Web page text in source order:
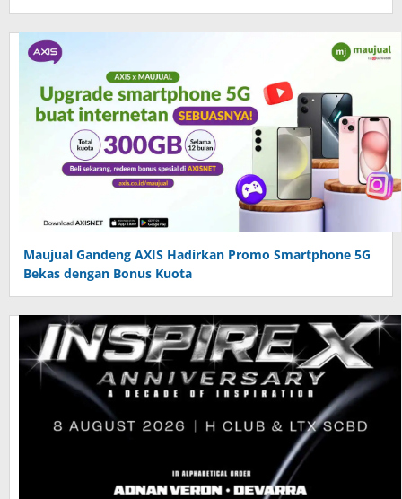
Maujual Gandeng AXIS Hadirkan Promo Smartphone 5G
Bekas dengan Bonus Kuota